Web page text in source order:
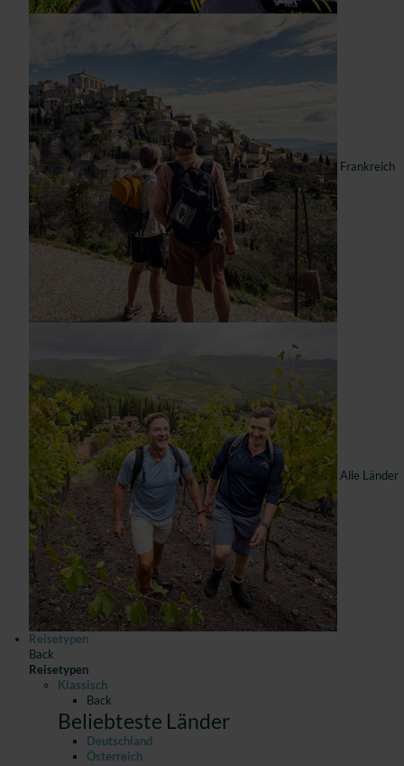
Frankreich
Alle Länder
Reisetypen
Back
Reisetypen
Klassisch
Back
Beliebteste Länder
Deutschland
Österreich